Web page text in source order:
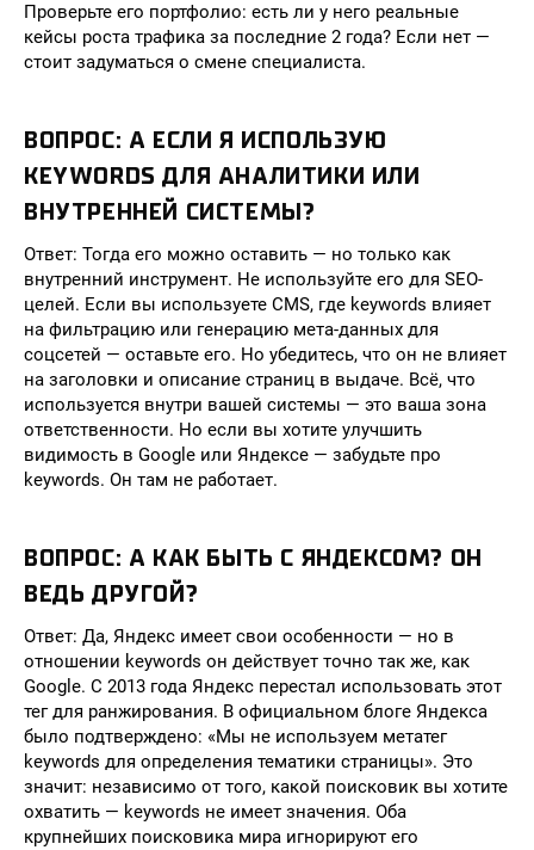
Проверьте его портфолио: есть ли у него реальные
кейсы роста трафика за последние 2 года? Если нет —
стоит задуматься о смене специалиста.
ВОПРОС: А ЕСЛИ Я ИСПОЛЬЗУЮ
KEYWORDS ДЛЯ АНАЛИТИКИ ИЛИ
ВНУТРЕННЕЙ СИСТЕМЫ?
Ответ: Тогда его можно оставить — но только как
внутренний инструмент. Не используйте его для SEO-
целей. Если вы используете CMS, где keywords влияет
на фильтрацию или генерацию мета-данных для
соцсетей — оставьте его. Но убедитесь, что он не влияет
на заголовки и описание страниц в выдаче. Всё, что
используется внутри вашей системы — это ваша зона
ответственности. Но если вы хотите улучшить
видимость в Google или Яндексе — забудьте про
keywords. Он там не работает.
ВОПРОС: А КАК БЫТЬ С ЯНДЕКСОМ? ОН
ВЕДЬ ДРУГОЙ?
Ответ: Да, Яндекс имеет свои особенности — но в
отношении keywords он действует точно так же, как
Google. С 2013 года Яндекс перестал использовать этот
тег для ранжирования. В официальном блоге Яндекса
было подтверждено: «Мы не используем метатег
keywords для определения тематики страницы». Это
значит: независимо от того, какой поисковик вы хотите
охватить — keywords не имеет значения. Оба
крупнейших поисковика мира игнорируют его